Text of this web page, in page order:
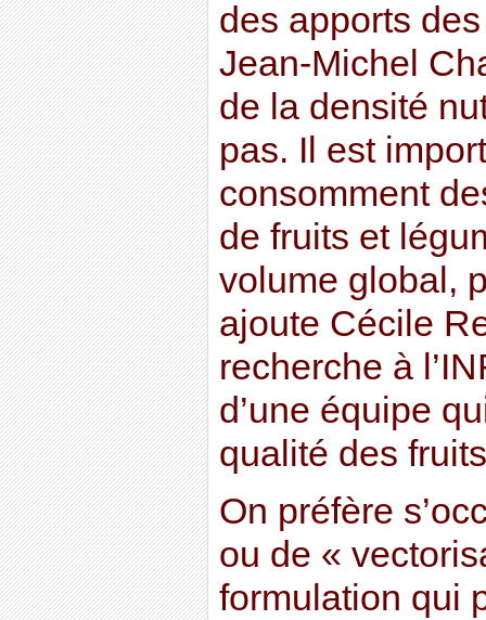
des apports
Jean-Michel
de la densité
pas. Il est
consomment
de fruits et
volume global,
ajoute Cécile
recherche à
d’une équipe
qualité des
On préfère
ou de «
formulation qui